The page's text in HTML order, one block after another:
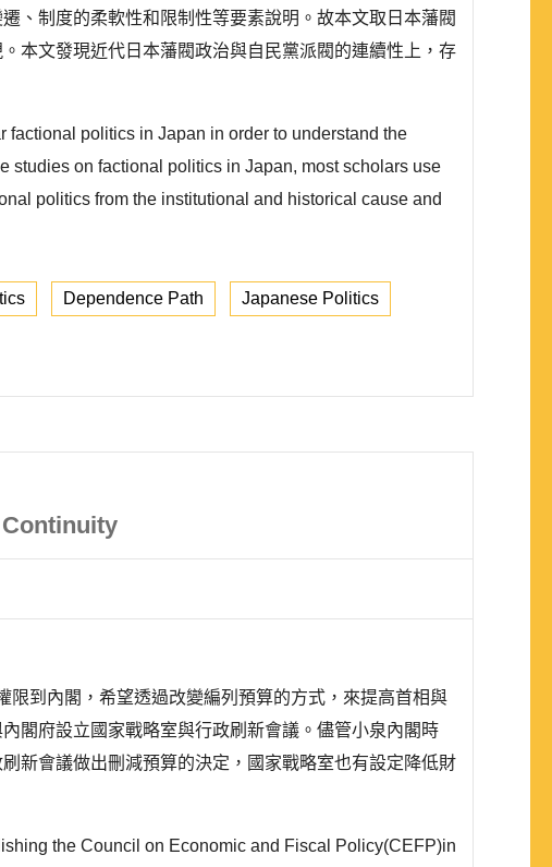
、制度的柔軟性和限制性等要素說明。故本文取日本藩閥
本文發現近代日本藩閥政治與自民黨派閥的連續性上，存
politics in Japan in order to understand the
studies on factional politics in Japan, most scholars use
politics from the institutional and historical cause and
Dependence Path Japanese Politics
限到內閣，希望透過改變編列預算的方式，來提高首相與
閣府設立國家戰略室與行政刷新會議。儘管小泉內閣時
新會議做出刪減預算的決定，國家戰略室也有設定降低財
the Council on Economic and Fiscal Policy(CEFP)in